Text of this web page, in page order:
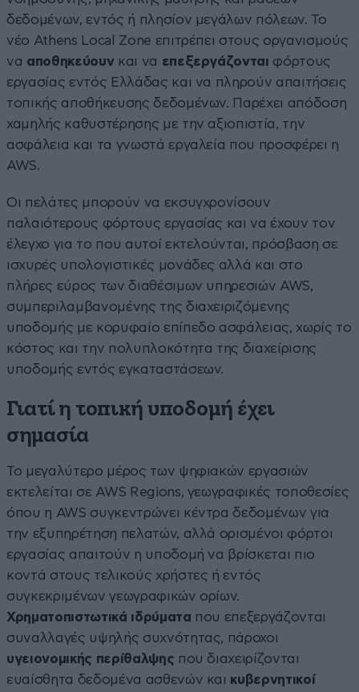
δεδομένων, εντός ή πλησίον μεγάλων πόλεων. Το
νέο Athens Local Zone επιτρέπει στους οργανισμούς
να αποθηκεύουν και να επεξεργάζονται φόρτους
εργασίας εντός Ελλάδας και να πληρούν απαιτήσεις
τοπικής αποθήκευσης δεδομένων. Παρέχει απόδοση
χαμηλής καθυστέρησης με την αξιοπιστία, την
ασφάλεια και τα γνωστά εργαλεία που προσφέρει η
AWS.
Οι πελάτες μπορούν να εκσυγχρονίσουν
παλαιότερους φόρτους εργασίας και να έχουν τον
έλεγχο για το που αυτοί εκτελούνται, πρόσβαση σε
ισχυρές υπολογιστικές μονάδες αλλά και στο
πλήρες εύρος των διαθέσιμων υπηρεσιών AWS,
συμπεριλαμβανομένης της διαχειριζόμενης
υποδομής με κορυφαίο επίπεδο ασφάλειας, χωρίς το
κόστος και την πολυπλοκότητα της διαχείρισης
υποδομής εντός εγκαταστάσεων.
Γιατί η τοπική υποδομή έχει
σημασία
Το μεγαλύτερο μέρος των ψηφιακών εργασιών
εκτελείται σε AWS Regions, γεωγραφικές τοποθεσίες
όπου η AWS συγκεντρώνει κέντρα δεδομένων για
την εξυπηρέτηση πελατών, αλλά ορισμένοι φόρτοι
εργασίας απαιτούν η υποδομή να βρίσκεται πιο
κοντά στους τελικούς χρήστες ή εντός
συγκεκριμένων γεωγραφικών ορίων.
Χρηματοπιστωτικά ιδρύματα που επεξεργάζονται
συναλλαγές υψηλής συχνότητας, πάροχοι
υγειονομικής περίθαλψης που διαχειρίζονται
ευαίσθητα δεδομένα ασθενών και κυβερνητικοί